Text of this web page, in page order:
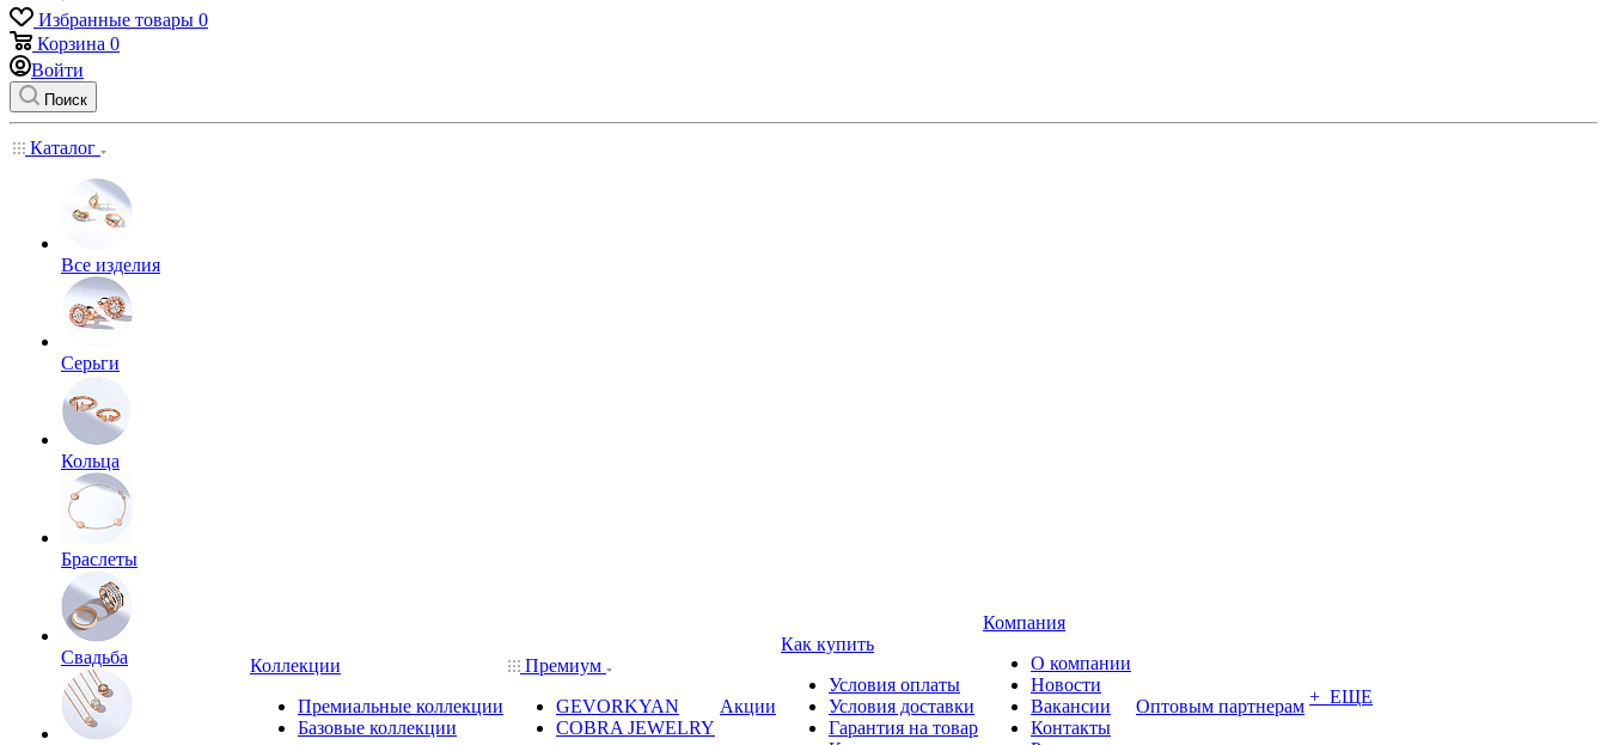
Избранные товары 0
Корзина 0
Войти
Поиск
Каталог
Все изделия
Серьги
Кольца
Браслеты
Свадьба
Коллекции
Премиальные коллекции
Базовые коллекции
Премиум
GEVORKYAN
COBRA JEWELRY
Акции
Как купить
Условия оплаты
Условия доставки
Гарантия на товар
Компания
О компании
Новости
Вакансии
Контакты
Оптовым партнерам + ЕЩЕ